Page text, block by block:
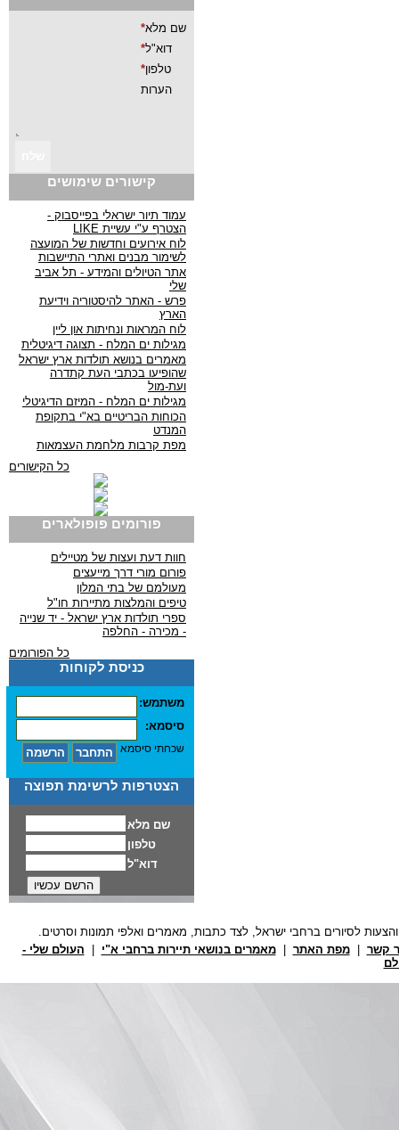
קישורים שימושים
עמוד תיור ישראלי בפייסבוק -
הצטרף ע"י עשיית LIKE
לוח אירועים וחדשות של המועצה
לשימור מבנים ואתרי התיישבות
אתר הטיולים והמידע - תל אביב
שלי
פרש - האתר להיסטוריה וידיעת
הארץ
לוח המראות ונחיתות און ליין
מגילות ים המלח - תצוגה דיגיטלית
מאמרים בנושא תולדות ארץ ישראל
שהופיעו בכתבי העת קתדרה
ועת-מול
מגילות ים המלח - המיזם הדיגיטלי
הכוחות הבריטיים בא"י בתקופת
המנדט
מפת קרבות מלחמת העצמאות
כל הקישורים
פורומים פופולארים
חוות דעת ועצות של מטיילים
פורום מורי דרך מייעצים
מעולמם של בתי המלון
טיפים והמלצות מתיירות חו"ל
ספרי תולדות ארץ ישראל - יד שנייה
- מכירה - החלפה
כל הפורומים
כניסת לקוחות
משתמש:
סיסמא:
שכחתי סיסמא
הצטרפות לרשימת תפוצה
קשר |מפת האתר |מאמרים בנושאי תיירות ברחבי א"י
העולם שלי -